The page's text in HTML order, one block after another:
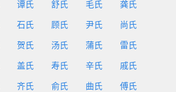
谭氏 舒氏 毛氏 龚氏
石氏 顾氏 尹氏 尚氏
贺氏 汤氏 蒲氏 雷氏
盖氏 寿氏 辛氏 戚氏
齐氏 俞氏 曲氏 傅氏